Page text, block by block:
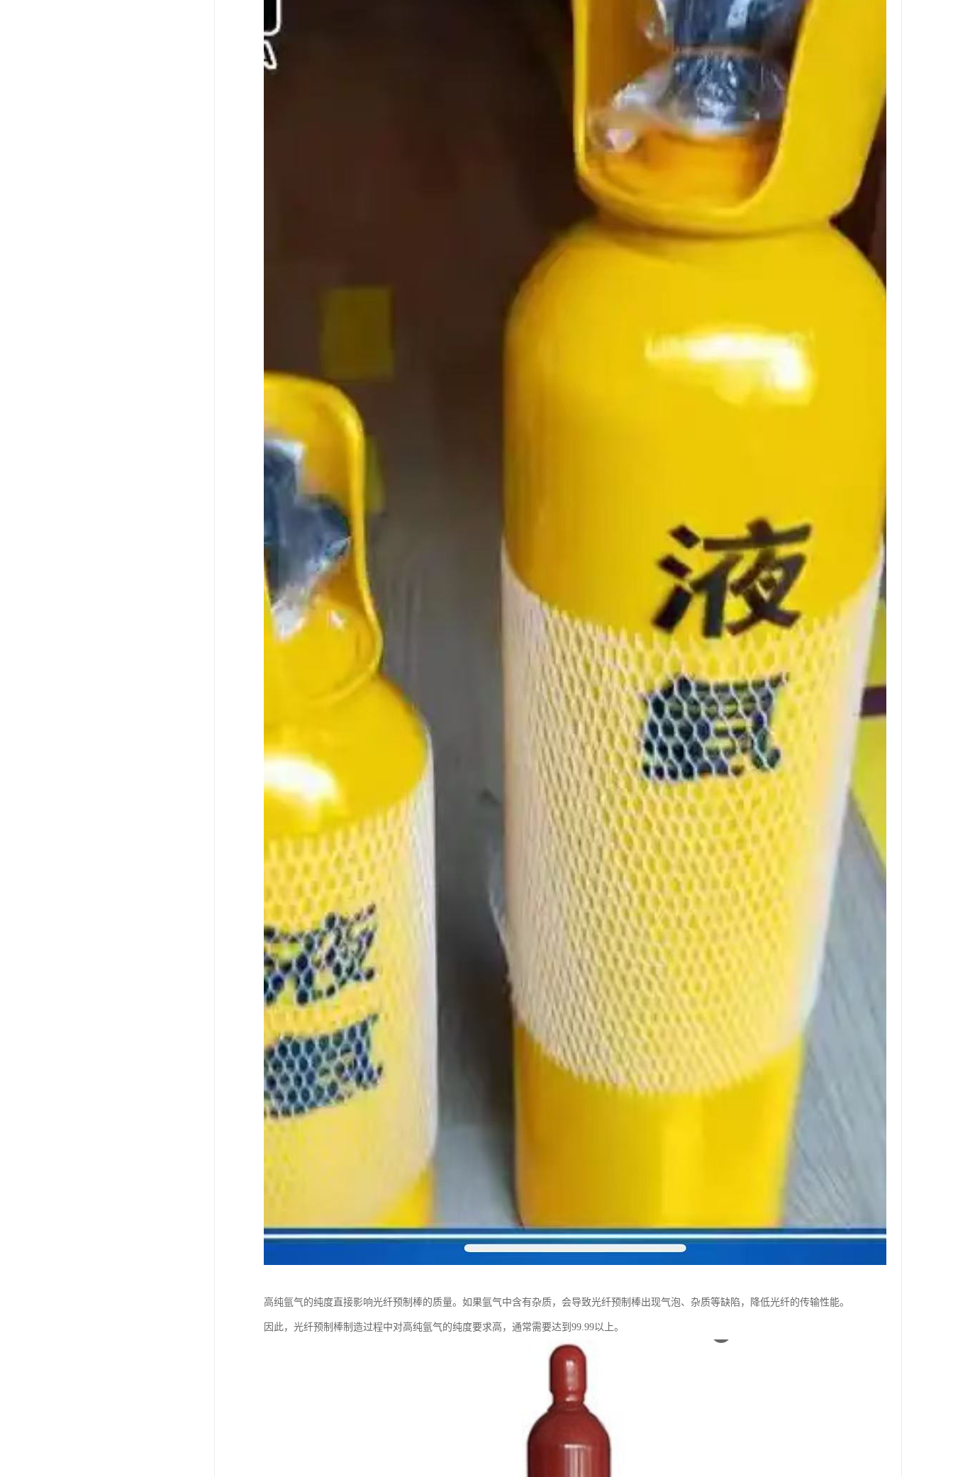
高纯氩气的纯度直接影响光纤预制棒的质量。如果氩气中含有杂质，会导致光纤预制棒出现气泡、杂质等缺陷，降低光纤的传输性能。
因此，光纤预制棒制造过程中对高纯氩气的纯度要求高，通常需要达到99.99以上。